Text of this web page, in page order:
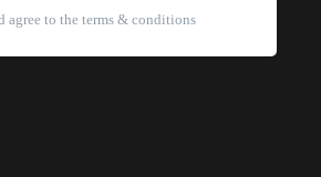
agree to the terms & conditions